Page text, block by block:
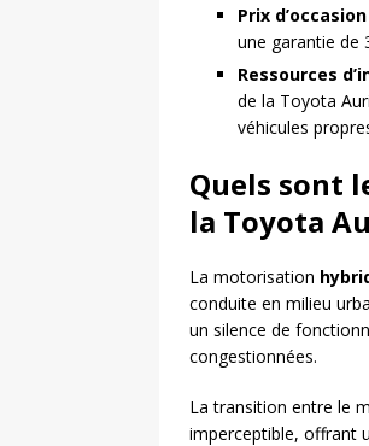
Prix
une garantie de
Ressources
de la Toyota
véhicules
Quels sont
la Toyota
La motorisation
conduite en milieu
un silence de
congestionnées.
La transition entre le
imperceptible, offrant